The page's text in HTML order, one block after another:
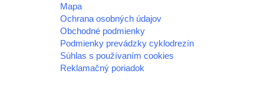
Mapa
Ochrana osobných údajov
Obchodné podmienky
Podmienky prevádzky cyklodrezín
Súhlas s používaním cookies
Reklamačný poriadok